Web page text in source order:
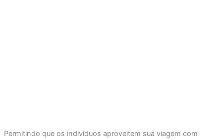
Permitindo que os indivíduos aproveitem sua viagem com